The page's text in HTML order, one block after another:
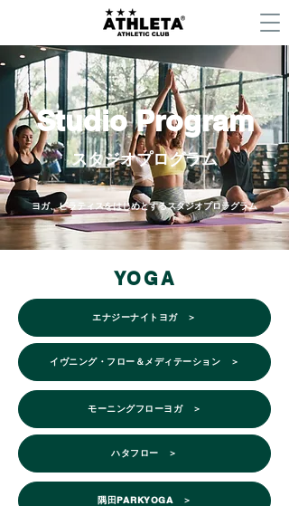
Studio Program
スタジオプログラム
ヨガ、ピラティスをはじめとするスタジオプロラグラム
YOGA
エナジーナイトヨガ ＞
イヴニング・フロー＆メディテーション ＞
モーニングフローヨガ ＞
ハタフロー ＞
隅田PARKYOGA ＞